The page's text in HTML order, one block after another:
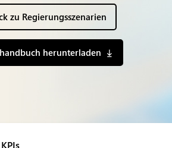
zu Regierungsszenarien
herunterladen
KPIs